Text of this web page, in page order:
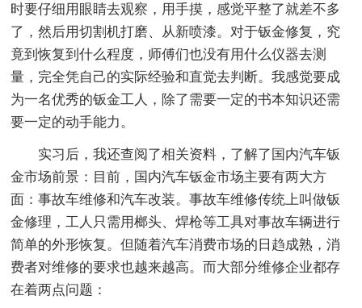
时要仔细用眼睛去观察，用手摸，感觉平整了就差不多
了，然后用切割机打磨、从新喷漆。对于钣金修复，究
竟到恢复到什么程度，师傅们也没有用什么仪器去测
量，完全凭自己的实际经验和直觉去判断。我感觉要成
为一名优秀的钣金工人，除了需要一定的书本知识还需
要一定的动手能力。
实习后，我还查阅了相关资料，了解了国内汽车钣
金市场前景：目前，国内汽车钣金市场主要有两大方
面：事故车维修和汽车改装。事故车维修传统上叫做钣
金修理，工人只需用榔头、焊枪等工具对事故车辆进行
简单的外形恢复。但随着汽车消费市场的日趋成熟，消
费者对维修的要求也越来越高。而大部分维修企业都存
在着两点问题：